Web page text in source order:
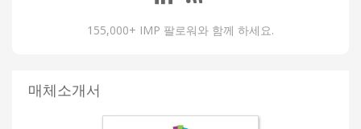
155,000+ IMP 팔로워와 함께 하세요.
매체소개서